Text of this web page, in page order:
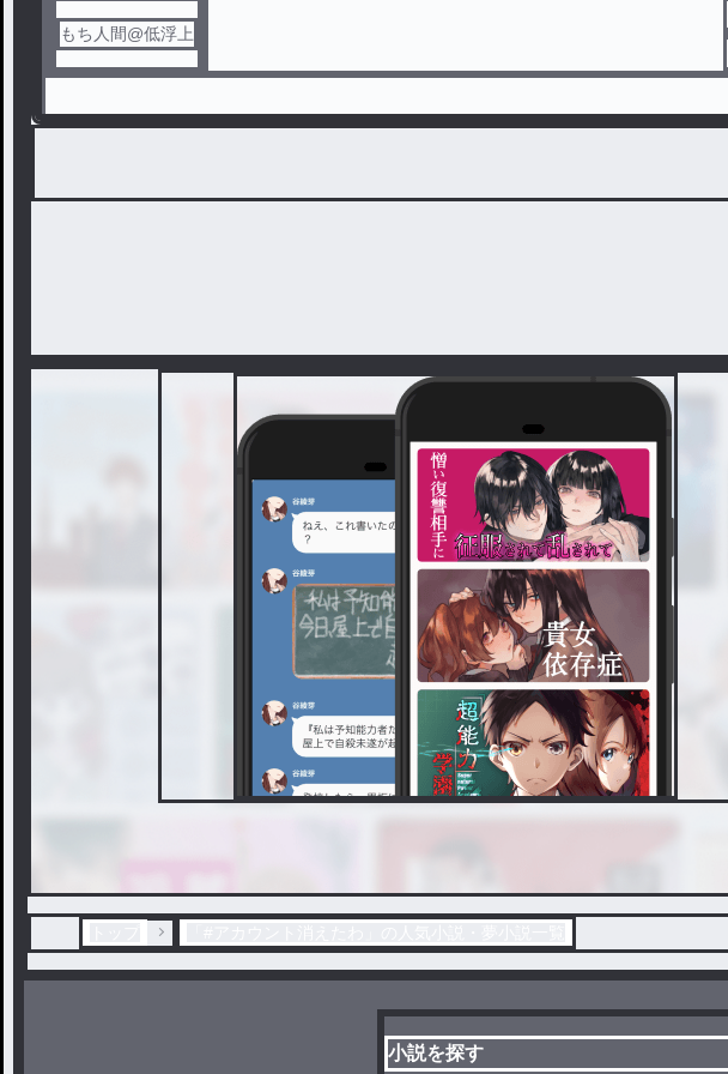
もち人間@低浮上
小説を探す